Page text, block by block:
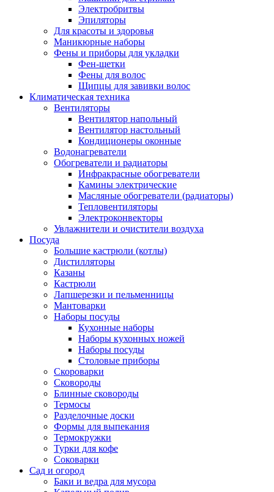
Электробритвы
Эпиляторы
Для красоты и здоровья
Маникюрные наборы
Фены и приборы для укладки
Фен-щетки
Фены для волос
Щипцы для завивки волос
Климатическая техника
Вентиляторы
Вентилятор напольный
Вентилятор настольный
Кондиционеры оконные
Водонагреватели
Обогреватели и радиаторы
Инфракрасные обогреватели
Камины электрические
Масляные обогреватели (радиаторы)
Тепловентиляторы
Электроконвекторы
Увлажнители и очистители воздуха
Посуда
Большие кастрюли (котлы)
Дистилляторы
Казаны
Кастрюли
Лапшерезки и пельменницы
Мантоварки
Наборы посуды
Кухонные наборы
Наборы кухонных ножей
Наборы посуды
Столовые приборы
Скороварки
Сковороды
Блинные сковороды
Термосы
Разделочные доски
Формы для выпекания
Термокружки
Турки для кофе
Соковарки
Сад и огород
Баки и ведра для мусора